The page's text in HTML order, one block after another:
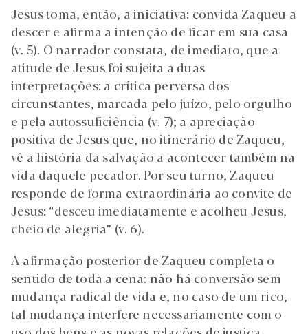
Jesus toma, então, a iniciativa: convida Zaqueu a
descer e afirma a intenção de ficar em sua casa
(v. 5). O narrador constata, de imediato, que a
atitude de Jesus foi sujeita a duas
interpretações: a crítica perversa dos
circunstantes, marcada pelo juízo, pelo orgulho
e pela autossuficiência (v. 7); a apreciação
positiva de Jesus que, no itinerário de Zaqueu,
vê a história da salvação a acontecer também na
vida daquele pecador. Por seu turno, Zaqueu
responde de forma extraordinária ao convite de
Jesus: “desceu imediatamente e acolheu Jesus,
cheio de alegria” (v. 6).
A afirmação posterior de Zaqueu completa o
sentido de toda a cena: não há conversão sem
mudança radical de vida e, no caso de um rico,
tal mudança interfere necessariamente com o